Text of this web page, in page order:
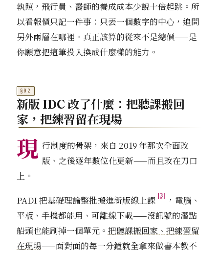
執照，飛行員、醫師的養成成本少說十倍起跳。所
以看報價只記一件事：只丟一個數字的中心，追問
另外兩層在哪裡。真正該算的從來不是總價——是
你願意把這筆投入換成什麼樣的能力。
新版 IDC 改了什麼：把聽課搬回
家，把練習留在現場
現 行制度的骨架，來自 2019 年那次全面改
版、之後逐年數位化更新——而且改在刀口
上。
PADI 把基礎理論整批搬進新版線上課 [3] ，電腦、
平板、手機都能用、可離線下載——沒訊號的潛點
船頭也能刷掉一個單元。 把聽課搬回家、把練習留
在現場——面對面的每一分鐘就全拿來做書本教不